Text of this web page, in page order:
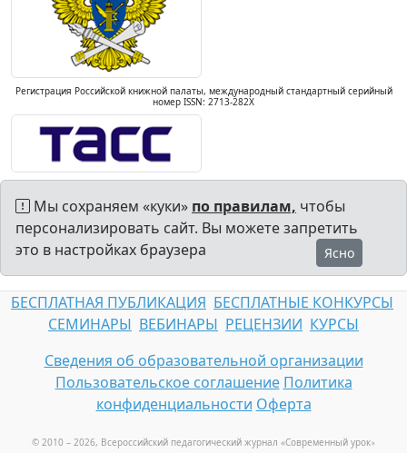
Регистрация Российской книжной палаты, международный стандартный серийный
номер ISSN: 2713-282X
Мы сохраняем «куки» по правилам, чтобы
персонализировать сайт. Вы можете запретить
это в настройках браузера
Ясно
БЕСПЛАТНАЯ ПУБЛИКАЦИЯ БЕСПЛАТНЫЕ КОНКУРСЫ
СЕМИНАРЫ ВЕБИНАРЫ РЕЦЕНЗИИ КУРСЫ
Сведения об образовательной организации
Пользовательское соглашение Политика
конфиденциальности Оферта
© 2010 – 2026, Всероссийский педагогический журнал «Современный урок»